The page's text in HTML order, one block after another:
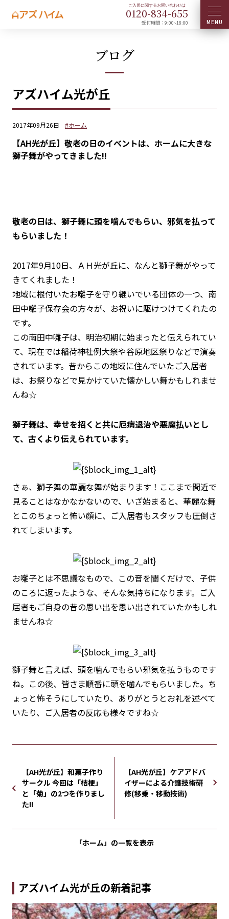
0120-834-655
受付時間：9:00~18:00
ブログ
アズハイム光が丘
2017年09月26日 #ホーム
【AH光が丘】敬老の日のイベントは、ホームに大きな
獅子舞がやってきました!!
敬老の日は、獅子舞に頭を噛んでもらい、邪気を払って
もらいました！
2017年9月10日、ＡＨ光が丘に、なんと獅子舞がやって
きてくれました！
地域に根付いたお囃子を守り継いでいる団体の一つ、南
田中囃子保存会の方々が、お祝いに駆けつけてくれたの
です。
この南田中囃子は、明治初期に始まったと伝えられてい
て、現在では稲荷神社例大祭や谷原地区祭りなどで演奏
されています。昔からこの地域に住んでいたご入居者
は、お祭りなどで見かけていた懐かしい舞かもしれませ
んね☆
獅子舞は、幸せを招くと共に厄病退治や悪魔払いとし
て、古くより伝えられています。
さぁ、獅子舞の華麗な舞が始まります！ここまで間近で
見ることはなかなかないので、いざ始まると、華麗な舞
とこのちょっと怖い顔に、ご入居者もスタッフも圧倒さ
れてしまいます。
お囃子とは不思議なもので、この音を聞くだけで、子供
のころに返ったような、そんな気持ちになります。ご入
居者もご自身の昔の思い出を思い出されていたかもしれ
ませんね☆
獅子舞と言えば、頭を噛んでもらい邪気を払うものです
ね。この後、皆さま順番に頭を噛んでもらいました。ち
ょっと怖そうにしていたり、ありがとうとお礼を述べて
いたり、ご入居者の反応も様々ですね☆
【AH光が丘】和菓子作り
サークル 今回は「桔梗」
と「菊」の2つを作りまし
た!!
【AH光が丘】ケアアドバ
イザーによる介護技術研
修(移乗・移動技術)
「ホーム」の一覧を表示
アズハイム光が丘の新着記事